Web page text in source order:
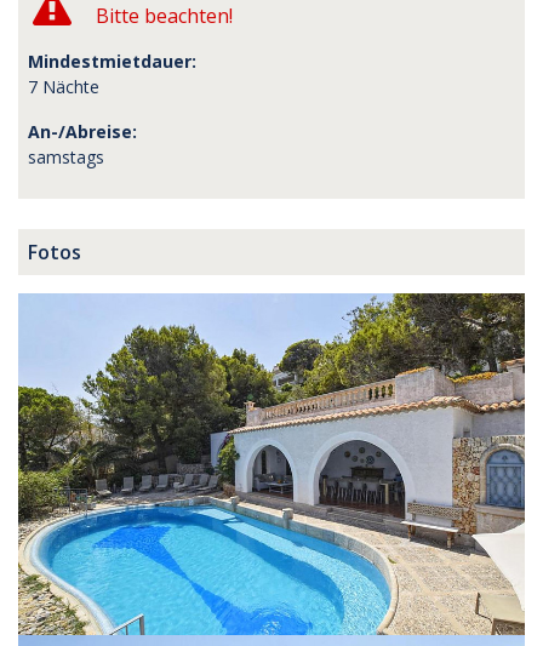
Bitte beachten!
Mindestmietdauer:
7 Nächte
An-/Abreise:
samstags
Fotos